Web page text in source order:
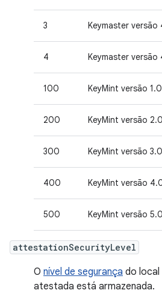
3 Keymaster versão
4 Keymaster versão
100 KeyMint versão 1.0
200 KeyMint versão 2.0
300 KeyMint versão 3.0
400 KeyMint versão
500 KeyMint versão 5.0
attestationSecurityLevel
O nível de segurança do local
atestada está armazenada.